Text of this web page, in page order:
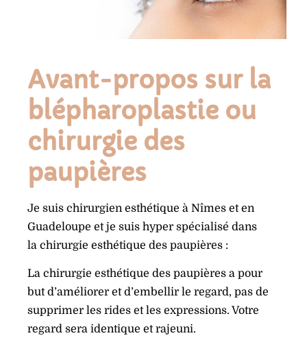
Avant-propos sur la
blépharoplastie ou
chirurgie des
paupières
Je suis chirurgien esthétique à Nîmes et en
Guadeloupe et je suis hyper spécialisé dans
la chirurgie esthétique des paupières :
La chirurgie esthétique des paupières a pour
but d’améliorer et d’embellir le regard, pas de
supprimer les rides et les expressions. Votre
regard sera identique et rajeuni.